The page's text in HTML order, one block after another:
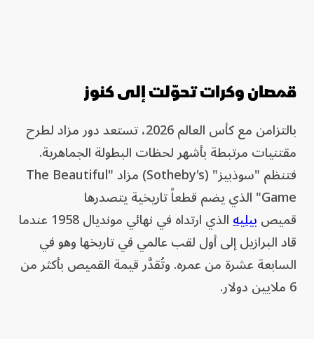
قمصان وكرات تحوّلت إلى كنوز
بالتزامن مع كأس العالم 2026، تستعد دور مزاد لطرح
مقتنيات مرتبطة بأشهر لحظات البطولة الجماهرية.
فتنظم "سوذبيز" (Sotheby's) مزاد "The Beautiful
Game" الذي يضم قطعاً تاريخية يتصدرها
قميصبيليه
الذي ارتداه في نهائي مونديال 1958 عندما
قاد البرازيل إلى أول لقب عالمي في تاريخها وهو في
السابعة عشرة من عمره. وتُقدَّر قيمة القميص بأكثر من
6 ملايين دولار.